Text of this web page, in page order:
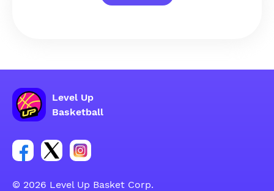
Level Up
Basketball
Link zur Facebook-Gruppe
Link zum Tweeter-Account
Link zum Instagram-Account
© 2026 Level Up Basket Corp.